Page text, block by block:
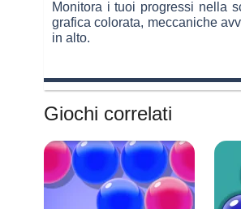
Monitora i tuoi progressi nella
grafica colorata, meccaniche
in alto.
Giochi correlati